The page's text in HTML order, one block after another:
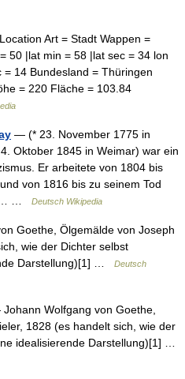
Art = Stadt Wappen =
50 |lat min = 58 |lat sec = 34 lon
14 Bundesland = Thüringen
= 220 Fläche = 103.84
— (* 23. November 1775 in
Oktober 1845 in Weimar) war ein
Er arbeitete von 1804 bis
von 1816 bis zu seinem Tod
…
Deutsch Wikipedia
Goethe, Ölgemälde von Joseph
wie der Dichter selbst
Darstellung)[1] …
Deutsch
Wolfgang von Goethe,
1828 (es handelt sich, wie der
idealisierende Darstellung)[1] …